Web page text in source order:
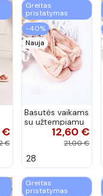
€
€
Greitas
pristatymas
−40%
Nauja
Basutės vaikams
su užtempiamu
užsegimu
rožinės spalvos
12,60 €
21,00 €
28
Greitas
pristatymas